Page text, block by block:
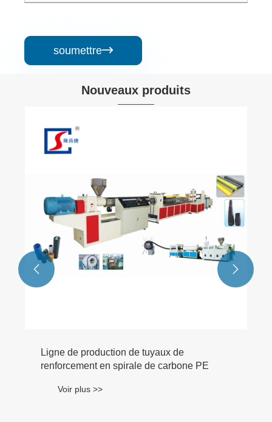
soumettre
Nouveaux produits
Ligne de production de tuyaux de
renforcement en spirale de carbone PE
Voir plus >>
 